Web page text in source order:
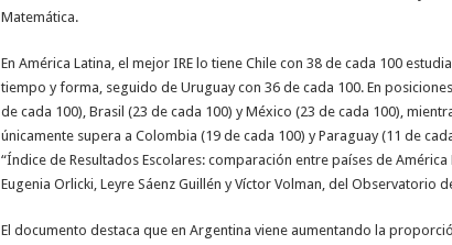
Matemática.
En América Latina, el mejor IRE lo tiene Chile con 38 de cada 100
tiempo y forma, seguido de Uruguay con 36 de cada 100. En
de cada 100), Brasil (23 de cada 100) y México (23 de cada 100),
únicamente supera a Colombia (19 de cada 100) y Paraguay (11 de
“Índice de Resultados Escolares: comparación entre países de
Eugenia Orlicki, Leyre Sáenz Guillén y Víctor Volman, del Observatorio
El documento destaca que en Argentina viene aumentando la